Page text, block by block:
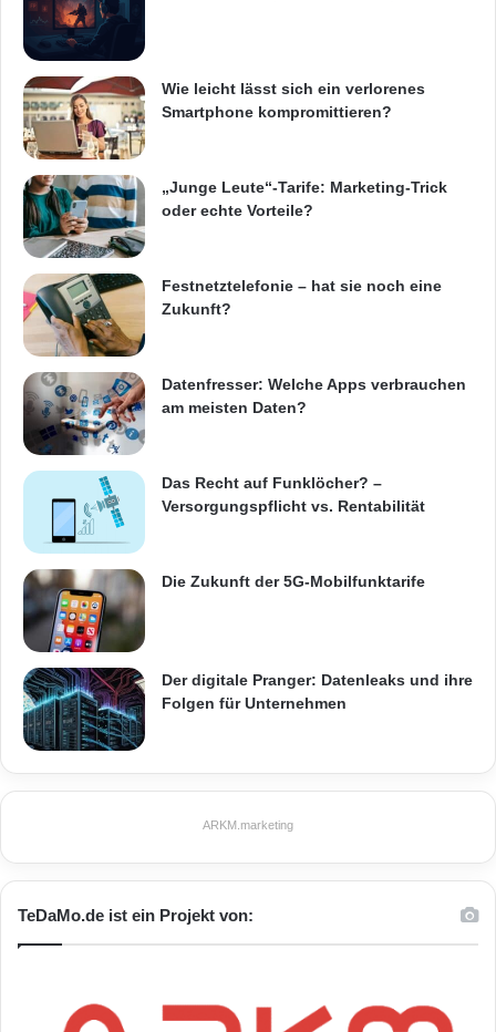
Wie leicht lässt sich ein verlorenes
Smartphone kompromittieren?
„Junge Leute“-Tarife: Marketing-Trick
oder echte Vorteile?
Festnetztelefonie – hat sie noch eine
Zukunft?
Datenfresser: Welche Apps verbrauchen
am meisten Daten?
Das Recht auf Funklöcher? –
Versorgungspflicht vs. Rentabilität
Die Zukunft der 5G-Mobilfunktarife
Der digitale Pranger: Datenleaks und ihre
Folgen für Unternehmen
ARKM.marketing
TeDaMo.de ist ein Projekt von: